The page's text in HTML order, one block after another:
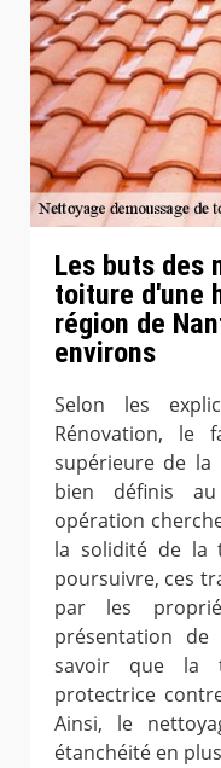
Les buts des
toiture d'une
région de
environs
Selon les
Rénovation, le
supérieure de la
bien définis
opération
la solidité de la
poursuivre, ces
par les
présentation
savoir que la
protectrice
Ainsi, le
étanchéité en